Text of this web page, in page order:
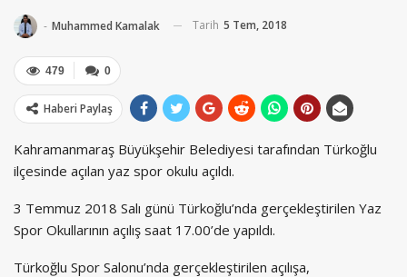
- Muhammed Kamalak Tarih 5 Tem, 2018
0
479
Haberi Paylaş
Kahramanmaraş Büyükşehir Belediyesi tarafından Türkoğlu
ilçesinde açılan yaz spor okulu açıldı.
3 Temmuz 2018 Salı günü Türkoğlu’nda gerçekleştirilen Yaz
Spor Okullarının açılış saat 17.00’de yapıldı.
Türkoğlu Spor Salonu’nda gerçekleştirilen açılışa,